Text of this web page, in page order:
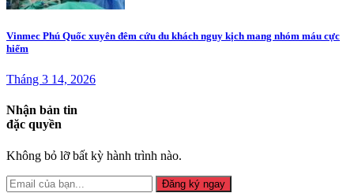
Vinmec Phú Quốc xuyên đêm cứu du khách nguy kịch mang nhóm máu cực
hiếm
Tháng 3 14, 2026
Nhận bản tin
đặc quyền
Không bỏ lỡ bất kỳ hành trình nào.
Đăng ký ngay